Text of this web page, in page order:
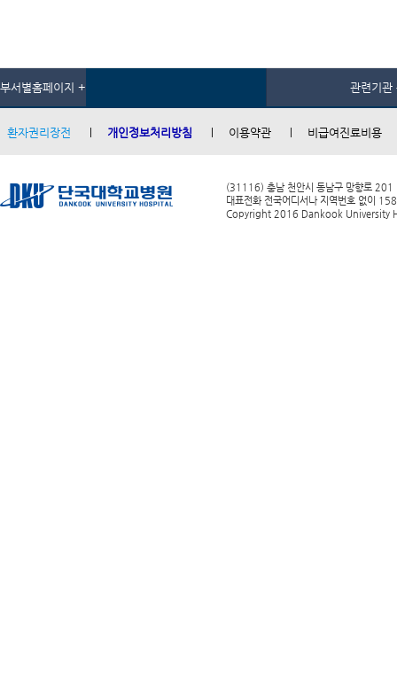
부서별홈페이지 + 관련기관
환자권리장전 개인정보처리방침 이용약관 비급여진료비용
(31116) 충남 천안시 동남구 망향로 201
대표전화 전국어디서나 지역번호 없이
Copyright 2016 Dankook University